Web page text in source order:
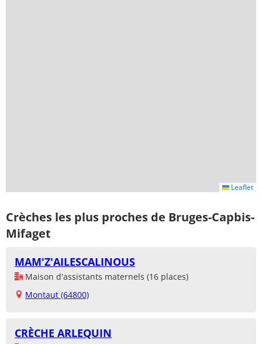
Leaflet
Crèches les plus proches de Bruges-Capbis-
Mifaget
MAM'Z'AILESCALINOUS
Maison d'assistants maternels (16 places)
Montaut (64800)
CRÈCHE ARLEQUIN